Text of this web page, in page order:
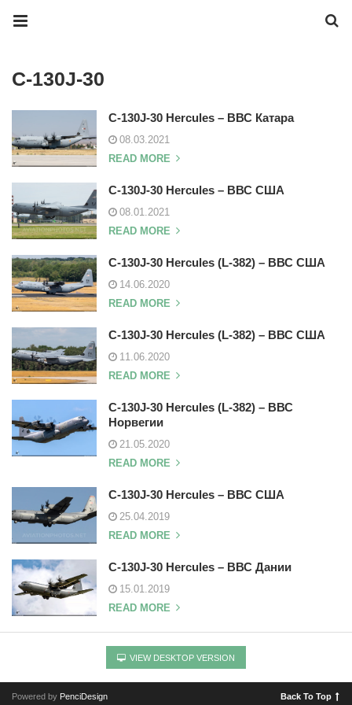
C-130J-30
C-130J-30 Hercules – ВВС Катара
08.03.2021
READ MORE
C-130J-30 Hercules – ВВС США
08.01.2021
READ MORE
C-130J-30 Hercules (L-382) – ВВС США
14.06.2020
READ MORE
C-130J-30 Hercules (L-382) – ВВС США
11.06.2020
READ MORE
C-130J-30 Hercules (L-382) – ВВС
Норвегии
21.05.2020
READ MORE
C-130J-30 Hercules – ВВС США
25.04.2019
READ MORE
C-130J-30 Hercules – ВВС Дании
15.01.2019
READ MORE
VIEW DESKTOP VERSION
Powered by PenciDesign Back To Top